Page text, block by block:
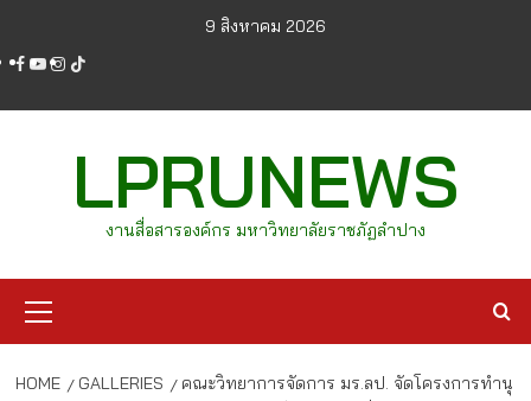
content
9 สิงหาคม 2026
facebook
youtube
instagram
tiktok
LPRUNEWS
งานสื่อสารองค์กร มหาวิทยาลัยราชภัฏลำปาง
Menu
HOME GALLERIES
คณะวิทยาการจัดการ มร.ลป. จัดโครงการทำนุ